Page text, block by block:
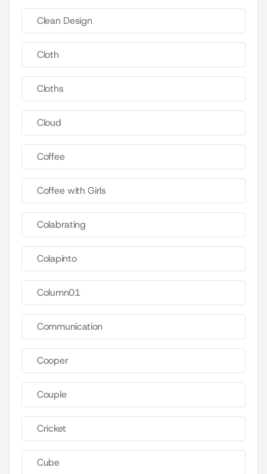
Clean Design
Cloth
Cloths
Cloud
Coffee
Coffee with Girls
Colabrating
Colapinto
Column01
Communication
Cooper
Couple
Cricket
Cube